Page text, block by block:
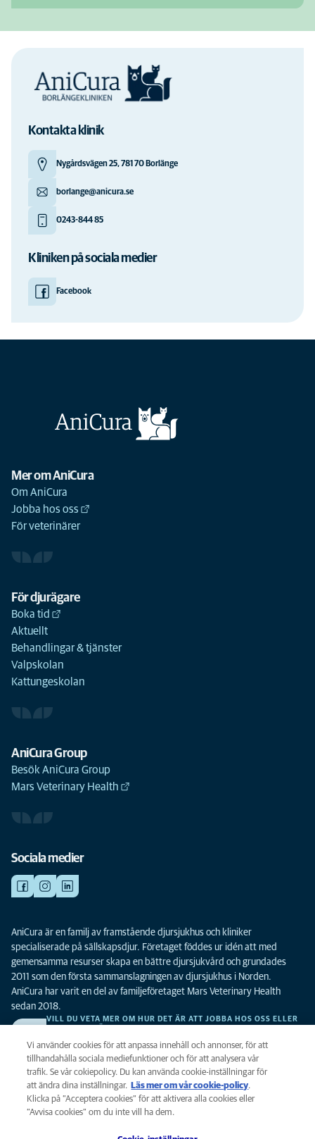
Kontakta klinik
Nygårdsvägen 25, 781 70 Borlänge
borlange@anicura.se
0243-844 85
Kliniken på sociala medier
Facebook
Mer om AniCura
Om AniCura
Jobba hos oss
För veterinärer
För djurägare
Boka tid
Aktuellt
Behandlingar & tjänster
Valpskolan
Kattungeskolan
AniCura Group
Besök AniCura Group
Mars Veterinary Health
Sociala medier
AniCura är en familj av framstående djursjukhus och kliniker
specialiserade på sällskapsdjur. Företaget föddes ur idén att med
gemensamma resurser skapa en bättre djursjukvård och grundades
2011 som den första sammanslagningen av djursjukhus i Norden.
AniCura har varit en del av familjeföretaget Mars Veterinary Health
sedan 2018.
VILL DU VETA MER OM HUR DET ÄR ATT JOBBA HOS OSS ELLER
Integritet
Legalt
Vi använder cookies för att anpassa innehåll och annonser, för att
tillhandahålla sociala mediefunktioner och för att analysera vår
trafik. Se vår cokiepolicy. Du kan använda cookie-inställningar för
att ändra dina inställningar.
Läs mer om vår cookie-policy(opens in a
new tab)
.
Klicka på ”Acceptera cookies” för att aktivera alla cookies eller
”Avvisa cookies” om du inte vill ha dem.